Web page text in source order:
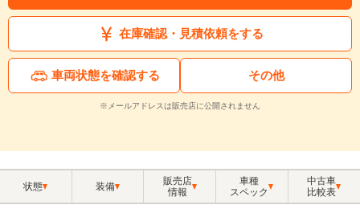
在庫確認・見積依頼をする
車両状態を確認する その他
※メールアドレスは販売店に公開されません
状態 装備
販売店
情報
車種
スペック
中古車
比較表